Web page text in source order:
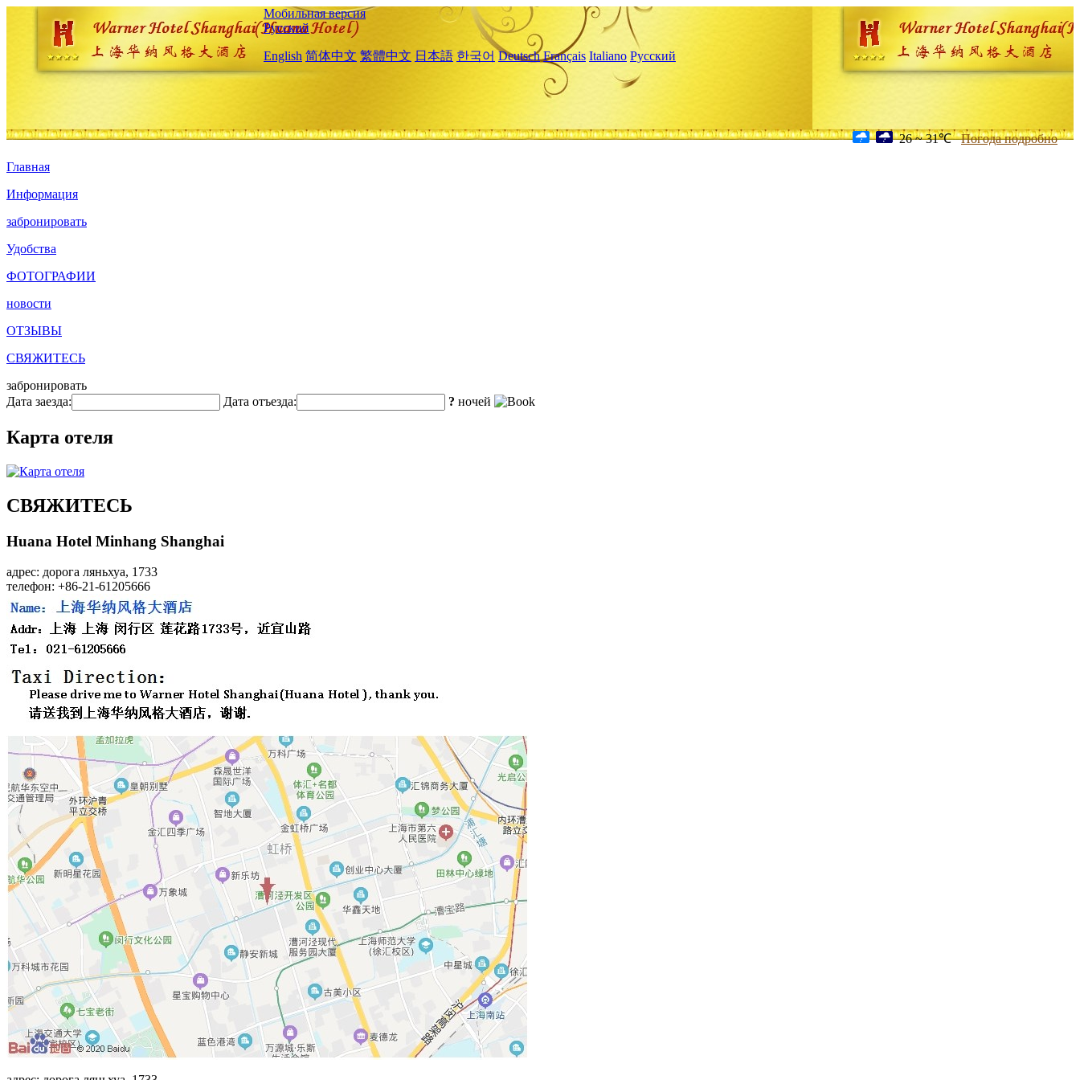
Мобильная версия
Русский
English 简体中文 繁體中文 日本語 한국어 Deutsch Français Italiano Русский
26 ~ 31℃ Погода подробно
Главная
Информация
забронировать
Удобства
ФОТОГРАФИИ
новости
ОТЗЫВЫ
СВЯЖИТЕСЬ
забронировать
Дата заезда:
Дата отъезда: ? ночей
Карта отеля
СВЯЖИТЕСЬ
Huana Hotel Minhang Shanghai
адрес: дорога ляньхуа, 1733
телефон: +86-21-61205666